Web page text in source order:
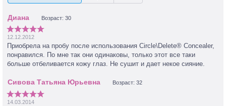
Возраст: 30
12.12.2012
Приобрела на пробу после использования Circle\Delete® Concealer,
понравился. По мне так они одинаковы, только этот все таки
больше отбеливается кожу глаз. Не сушит и дает некое сияние.
Возраст: 32
14.03.2014